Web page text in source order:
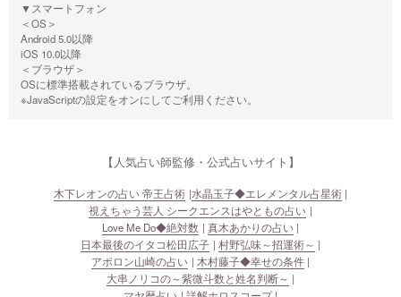
▼スマートフォン
＜OS＞
Android 5.0以降
iOS 10.0以降
＜ブラウザ＞
OSに標準搭載されているブラウザ。
※JavaScriptの設定をオンにしてご利用ください。
【人気占い師監修・公式占いサイト】
木下レオンの占い 帝王占術 水晶玉子◆エレメンタル占星術
視えちゃう芸人 シークエンスはやともの占い
Love Me Do◆絶対数
真木あかりの占い
日本最後のイタコ松田広子
村野弘味～招運術～
アポロン山崎の占い
木村藤子◆幸せの条件
大串ノリコの～紫微斗数と姓名判断～